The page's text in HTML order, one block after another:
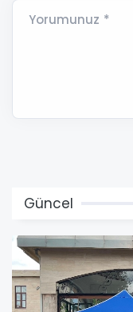
Yorumunuz *
Güncel